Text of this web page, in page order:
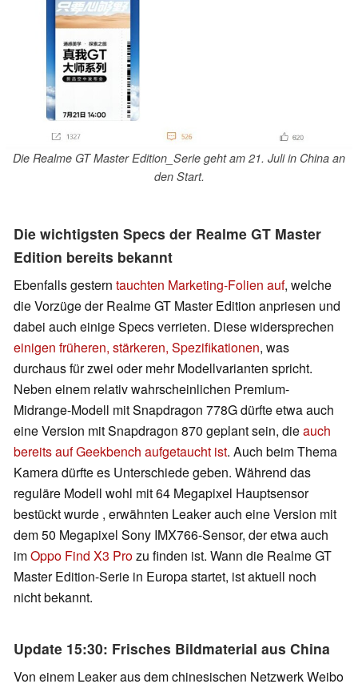
Die Realme GT Master Edition_Serie geht am 21. Juli in China an
den Start.
Die wichtigsten Specs der Realme GT Master
Edition bereits bekannt
Ebenfalls gestern tauchten Marketing-Folien auf, welche
die Vorzüge der Realme GT Master Edition anpriesen und
dabei auch einige Specs verrieten. Diese widersprechen
einigen früheren, stärkeren, Spezifikationen, was
durchaus für zwei oder mehr Modellvarianten spricht.
Neben einem relativ wahrscheinlichen Premium-
Midrange-Modell mit Snapdragon 778G dürfte etwa auch
eine Version mit Snapdragon 870 geplant sein, dieauch
bereits auf Geekbench aufgetaucht ist. Auch beim Thema
Kamera dürfte es Unterschiede geben. Während das
reguläre Modell wohl mit 64 Megapixel Hauptsensor
bestückt wurde , erwähnten Leaker auch eine Version mit
dem 50 Megapixel Sony IMX766-Sensor, der etwa auch
imOppo Find X3 Prozu finden ist. Wann die Realme GT
Master Edition-Serie in Europa startet, ist aktuell noch
nicht bekannt.
Update 15:30: Frisches Bildmaterial aus China
Von einem Leaker aus dem chinesischen Netzwerk Weibo